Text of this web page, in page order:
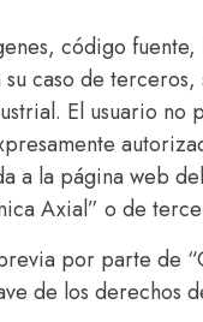
código
caso de terceros,
El usuario no
a la página web
Axial” o de
por parte de
de los derechos